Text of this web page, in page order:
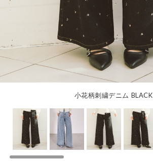
小花柄刺繍デニム BLACK